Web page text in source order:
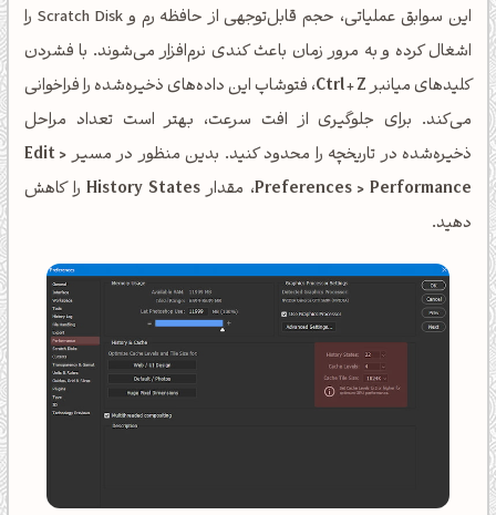
این سوابق عملیاتی، حجم قابل‌توجهی از حافظه رم و Scratch Disk را
اشغال کرده و به مرور زمان باعث کندی نرم‌افزار می‌شوند. با فشردن
کلیدهای میانبرCtrl + Z، فتوشاپ این داده‌های ذخیره‌شده را فراخوانی
می‌کند. برای جلوگیری از افت سرعت، بهتر است تعداد مراحل
ذخیره‌شده در تاریخچه را محدود کنید. بدین منظور در مسیرEdit >
Preferences > Performance، مقدارHistory Statesرا کاهش
دهید.